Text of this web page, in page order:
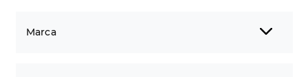
Marca